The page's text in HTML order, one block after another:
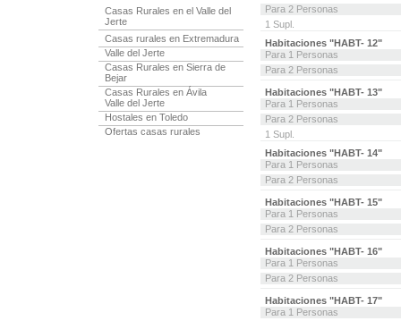
Casas Rurales en el Valle del
Jerte
Casas rurales en Extremadura
Valle del Jerte
Casas Rurales en Sierra de
Bejar
Casas Rurales en Ávila
Valle del Jerte
Hostales en Toledo
Ofertas casas rurales
Para 2 Personas
1 Supl.
Habitaciones "HABT- 12"
Para 1 Personas
Para 2 Personas
Habitaciones "HABT- 13"
Para 1 Personas
Para 2 Personas
1 Supl.
Habitaciones "HABT- 14"
Para 1 Personas
Para 2 Personas
Habitaciones "HABT- 15"
Para 1 Personas
Para 2 Personas
Habitaciones "HABT- 16"
Para 1 Personas
Para 2 Personas
Habitaciones "HABT- 17"
Para 1 Personas